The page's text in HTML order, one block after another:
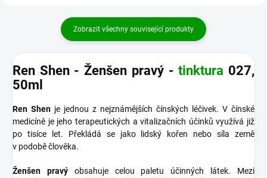
Zobrazit všechny související produkty
Ren Shen - Ženšen pravý -tinktura 027,
50ml
Ren Shen je jednou z nejznámějších čínských léčivek. V čínské
medicíně je jeho terapeutických a vitalizačních účinků využívá již
po tisíce let. Překládá se jako lidský kořen nebo síla země
v podobě člověka.
Ženšen pravýobsahuje celou paletu účinných látek. Mezi